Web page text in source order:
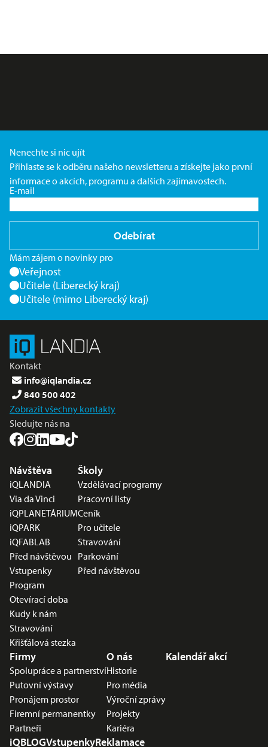
Nenechte si nic ujít
Přihlaste se k odběru našeho newsletteru a získejte jako první
informace o akcích, programu a dalších zajímavostech.
E-mail
Odebírat
Mám zájem o novinky pro
Veřejnost
Učitele (Liberecký kraj)
Učitele (mimo Liberecký kraj)
Kontakt
info@iqlandia.cz
840 500 402
Zobrazit všechny kontakty
Sledujte nás na
Nabídka v zápatí
Návštěva
iQLANDIA
Via da Vinci
iQPLANETÁRIUM
iQPARK
iQFABLAB
Před návštěvou
Vstupenky
Program
Otevírací doba
Kudy k nám
Stravování
Křišťálová stezka
Školy
Vzdělávací programy
Pracovní listy
Ceník
Pro učitele
Stravování
Parkování
Před návštěvou
Firmy
Spolupráce a partnerství
Putovní výstavy
Pronájem prostor
Firemní permanentky
Partneři
O nás
Historie
Pro média
Výroční zprávy
Projekty
Kariéra
Kalendář akcí
iQBLOGVstupenkyReklamace